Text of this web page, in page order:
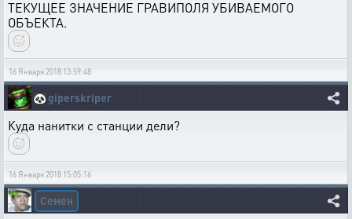
ТЕКУЩЕЕ ЗНАЧЕНИЕ ГРАВИПОЛЯ УБИВАЕМОГО
ОБЪЕКТА.
16 Января 2018 13:59:48
🐼 giperskriper
Куда нанитки с станции дели?
16 Января 2018 15:05:16
Семен